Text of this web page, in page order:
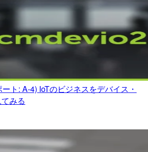
ト: A-4) IoTのビジネスをデバイス・
みる